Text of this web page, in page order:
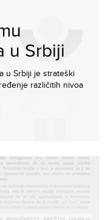
u Srbiji
u Srbiji je strateški
različitih nivoa